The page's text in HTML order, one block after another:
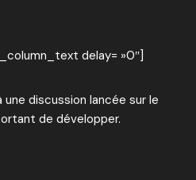
delay= »0″]
discussion lancée sur le
de développer.